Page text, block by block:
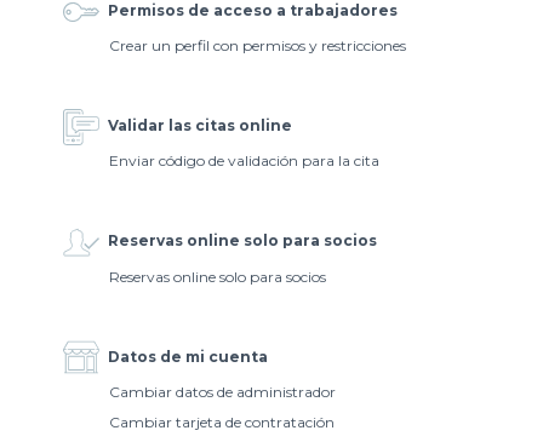
Permisos de acceso a trabajadores
Crear un perfil con permisos y restricciones
Validar las citas online
Enviar código de validación para la cita
Reservas online solo para socios
Reservas online solo para socios
Datos de mi cuenta
Cambiar datos de administrador
Cambiar tarjeta de contratación